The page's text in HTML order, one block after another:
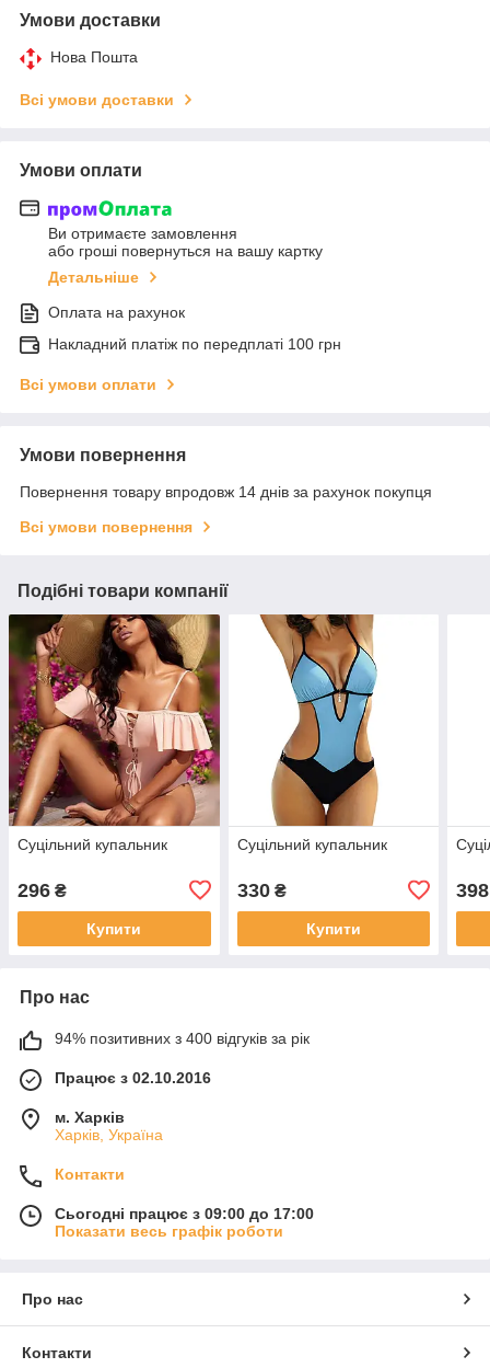
Умови доставки
Нова Пошта
Всі умови доставки
Умови оплати
Ви отримаєте замовлення
або гроші повернуться на вашу картку
Детальніше
Оплата на рахунок
Накладний платіж по передплаті 100 грн
Всі умови оплати
Умови повернення
Повернення товару впродовж 14 днів за рахунок покупця
Всі умови повернення
Подібні товари компанії
Суцільний купальник
296 ₴
Купити
Суцільний купальник
330₴
Купити
398
Про нас
94% позитивних з 400 відгуків за рік
Працює з 02.10.2016
м. Харків
Харків, Україна
Контакти
Сьогодні працює з 09:00 до 17:00
Показати весь графік роботи
Про нас
Контакти